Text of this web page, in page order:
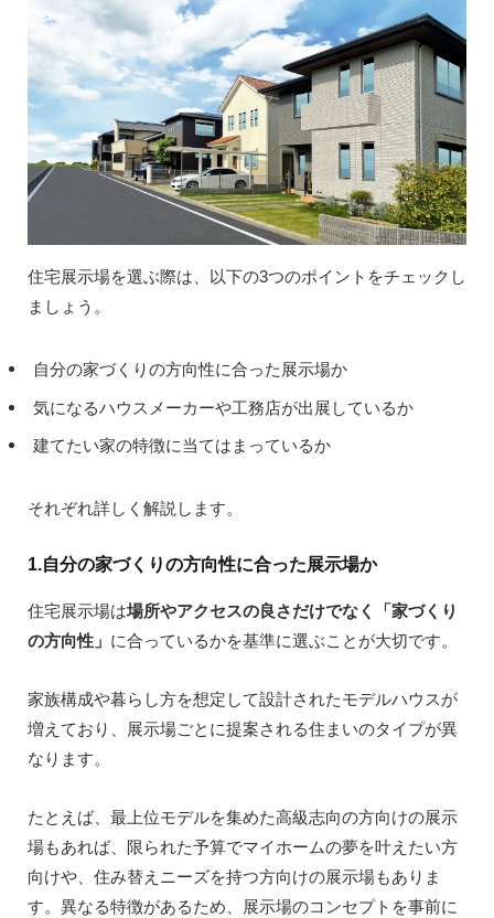
住宅展示場を選ぶ際は、以下の3つのポイントをチェックし
ましょう。
自分の家づくりの方向性に合った展示場か
気になるハウスメーカーや工務店が出展しているか
建てたい家の特徴に当てはまっているか
それぞれ詳しく解説します。
1.自分の家づくりの方向性に合った展示場か
住宅展示場は場所やアクセスの良さだけでなく「家づくり
の方向性」 に合っているかを基準に選ぶことが大切です。
家族構成や暮らし方を想定して設計されたモデルハウスが
増えており、展示場ごとに提案される住まいのタイプが異
なります。
たとえば、最上位モデルを集めた高級志向の方向けの展示
場もあれば、限られた予算でマイホームの夢を叶えたい方
向けや、住み替えニーズを持つ方向けの展示場もありま
す。異なる特徴があるため、展示場のコンセプトを事前に